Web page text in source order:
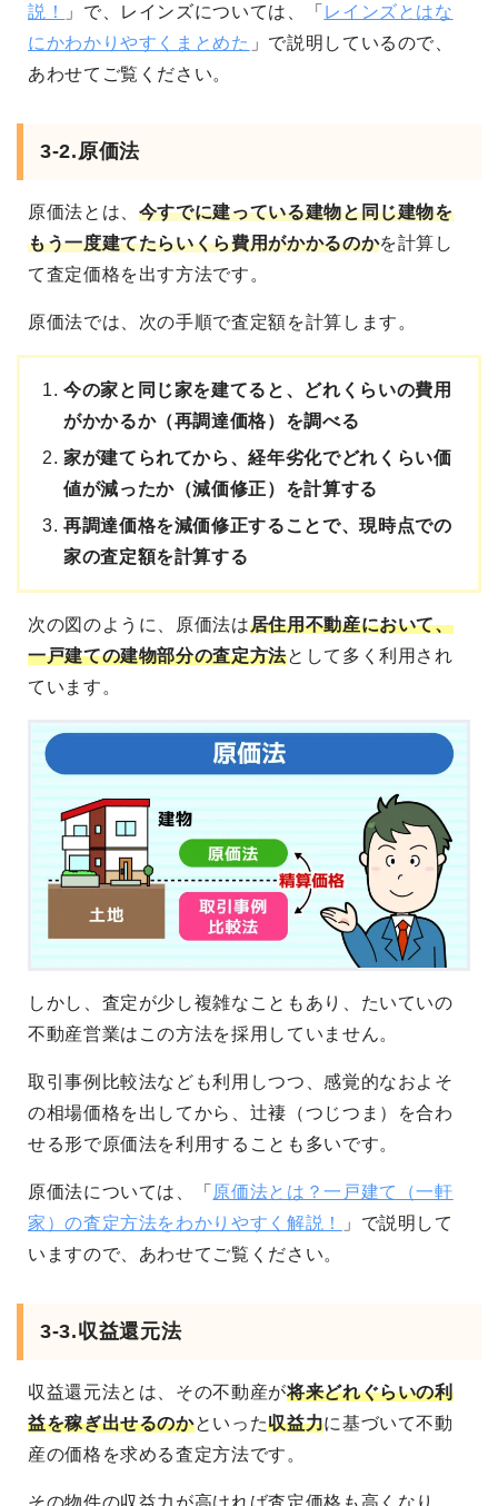
説！
」で、レインズについては、「 レインズとはな
にかわかりやすくまとめた 」で説明しているので、
あわせてご覧ください。
3-2.原価法
原価法とは、 今すでに建っている建物と同じ建物を
もう一度建てたらいくら費用がかかるのかを計算し
て査定価格を出す方法です。
原価法では、次の手順で査定額を計算します。
今の家と同じ家を建てると、どれくらいの費用
がかかるか（再調達価格）を調べる
家が建てられてから、経年劣化でどれくらい価
値が減ったか（減価修正）を計算する
再調達価格を減価修正することで、現時点での
家の査定額を計算する
次の図のように、原価法は居住用不動産において、
一戸建ての建物部分の査定方法として多く利用され
ています。
しかし、査定が少し複雑なこともあり、たいていの
不動産営業はこの方法を採用していません。
取引事例比較法なども利用しつつ、感覚的なおよそ
の相場価格を出してから、辻褄（つじつま）を合わ
せる形で原価法を利用することも多いです。
原価法については、「 原価法とは？一戸建て（一軒
家）の査定方法をわかりやすく解説！
」で説明して
いますので、あわせてご覧ください。
3-3.収益還元法
収益還元法とは、その不動産が将来どれぐらいの利
益を稼ぎ出せるのかといった収益力に基づいて不動
産の価格を求める査定方法です。